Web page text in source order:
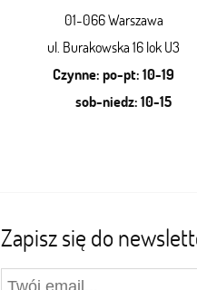
01-066 Warszawa
ul. Burakowska 16 lok U3
Czynne: po-pt: 10-19
sob-niedz: 10-15
Zapisz się do